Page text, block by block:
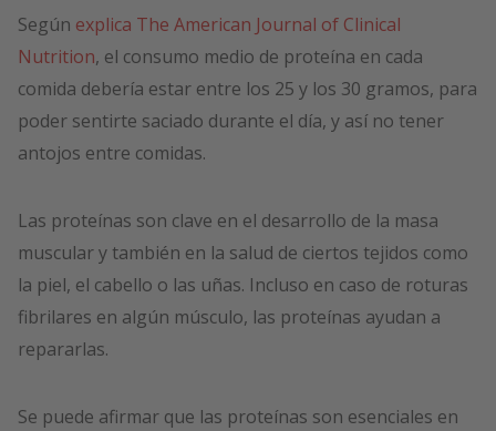
Según explica The American Journal of Clinical
Nutrition, el consumo medio de proteína en cada
comida debería estar entre los 25 y los 30 gramos, para
poder sentirte saciado durante el día, y así no tener
antojos entre comidas.
Las proteínas son clave en el desarrollo de la masa
muscular y también en la salud de ciertos tejidos como
la piel, el cabello o las uñas. Incluso en caso de roturas
fibrilares en algún músculo, las proteínas ayudan a
repararlas.
Se puede afirmar que las proteínas son esenciales en